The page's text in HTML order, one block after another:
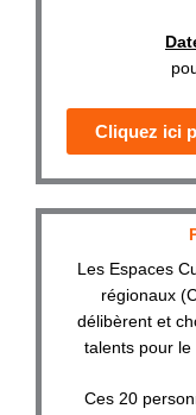
Cliquez ici
Les Espaces
régionaux
délibèrent et
talents pour le
Ces 20